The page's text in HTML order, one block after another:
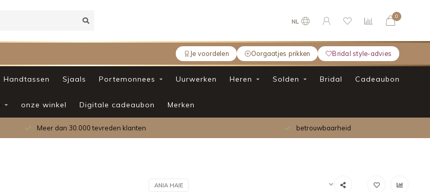
Je voordelen Oorgaatjes prikken Bridal style-advies
NL
0
Handtassen Sjaals Portemonnees Uurwerken Heren Solden Bridal Cadeaubon
onze winkel Digitale cadeaubon Merken
Meer dan 30.000 tevreden klanten betrouwbaarheid
ANIA HAIE